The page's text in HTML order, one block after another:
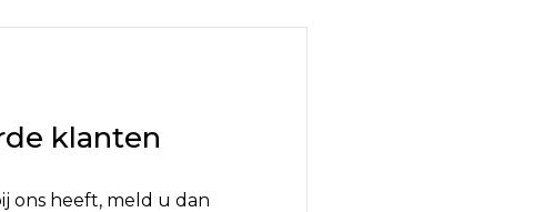
klanten
ons heeft, meld u dan